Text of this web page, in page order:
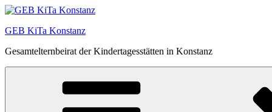
Zum
springen
GEB KiTa Konstanz
Gesamtelternbeirat der Kindertagesstätten in Konstanz